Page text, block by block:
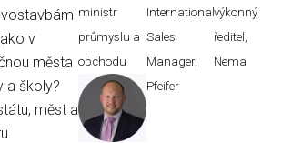
v
města
a školy?
měst a
ministr
průmyslu a
obchodu
International
Sales
Manager,
Pfeifer
výkonný
ředitel,
Nema